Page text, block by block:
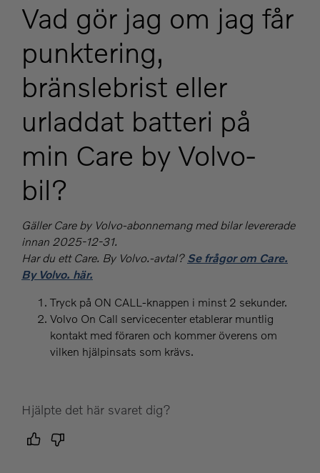
Vad gör jag om jag får
punktering,
bränslebrist eller
urladdat batteri på
min Care by Volvo-
bil?
Gäller Care by Volvo-abonnemang med bilar levererade
innan 2025-12-31.
Har du ett Care. By Volvo.-avtal? Se frågor om Care.
By Volvo. här.
Tryck på ON CALL-knappen i minst 2 sekunder.
Volvo On Call servicecenter etablerar muntlig
kontakt med föraren och kommer överens om
vilken hjälpinsats som krävs.
Hjälpte det här svaret dig?